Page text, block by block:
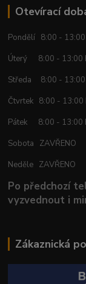
Otevírací
Pondělí 8:00 - 13:00
Úterý 8:00 - 13:00
Středa 8:00 - 13:00
Čtvrtek 8:00 - 13:00
Pátek 8:00 - 13:00
Sobota ZAVŘENO
Neděle ZAVŘENO
Po předchozí
vyzvednout i
Zákaznická